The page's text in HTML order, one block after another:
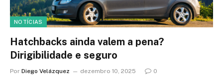
NOTÍCIAS
Hatchbacks ainda valem a pena?
Dirigibilidade e seguro
Por Diego Velázquez dezembro 10, 2025 0